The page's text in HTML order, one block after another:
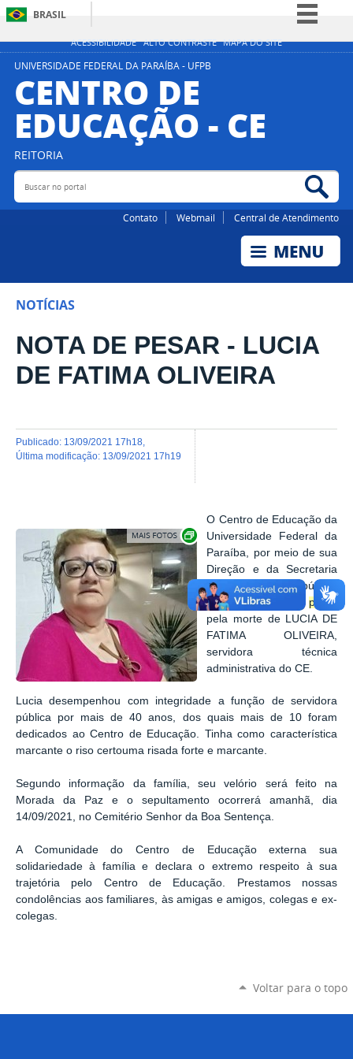
ACESSIBILIDADE ALTO CONTRASTE MAPA DO SITE
BRASIL
Simplifique!
Acesso à informação
Legislação
UNIVERSIDADE FEDERAL DA PARAÍBA - UFPB
CENTRO DE
EDUCAÇÃO - CE
REITORIA
Buscar no portal
Contato Webmail Central de Atendimento
NOTÍCIAS
NOTA DE PESAR - LUCIA
DE FATIMA OLIVEIRA
publicado: 13/09/2021 17h18
última modificação: 13/09/2021 17h19
Exibir carrossel de imagens
O Centro de Educação da
Universidade Federal da
Paraíba, por meio de sua
Direção e da Secretaria
Geral, vem a público
manifestar o seu pesar
pela morte de LUCIA DE
FATIMA OLIVEIRA,
servidora técnica
administrativa do CE.
Lucia desempenhou com integridade a função de servidora
pública por mais de 40 anos, dos quais mais de 10 foram
dedicados ao Centro de Educação. Tinha como característica
marcante o riso certouma risada forte e marcante.
Segundo informação da família, seu velório será feito na
Morada da Paz e o sepultamento ocorrerá amanhã, dia
14/09/2021, no Cemitério Senhor da Boa Sentença.
A Comunidade do Centro de Educação externa sua
solidariedade à família e declara o extremo respeito à sua
trajetória pelo Centro de Educação. Prestamos nossas
condolências aos familiares, às amigas e amigos, colegas e ex-
colegas.
Voltar para o topo